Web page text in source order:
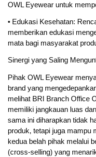
OWL Eyewear untuk
• Edukasi Kesehatan:
memberikan edukasi
mata bagi masyarakat
Sinergi yang Saling
Pihak OWL Eyewear
brand yang
melihat BRI Branch Office
memiliki jangkauan luas
sama ini diharapkan tidak
produk, tetapi juga mampu
kedua belah pihak melalui
(cross-selling) yang